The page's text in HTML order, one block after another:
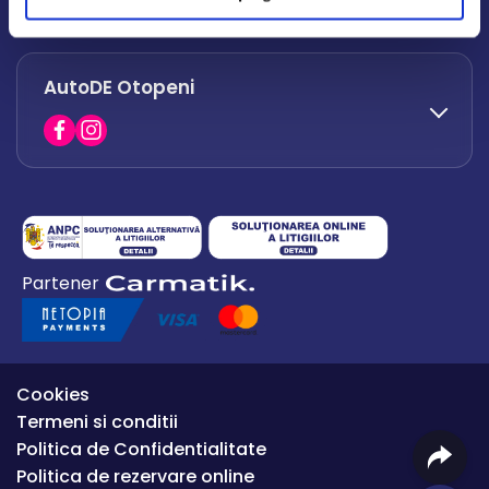
office.afumati@autode.ro
0730 063 852
0730 063 851
AutoDE Otopeni
0754 649 360
office.premium@autode.ro
Partener
Cookies
Termeni si conditii
Politica de Confidentialitate
Politica de rezervare online